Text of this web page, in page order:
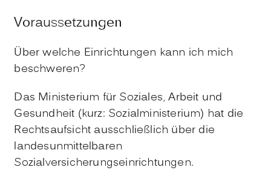
Voraussetzungen
Über welche Einrichtungen kann ich mich
beschweren?
Das Ministerium für Soziales, Arbeit und
Gesundheit (kurz: Sozialministerium) hat die
Rechtsaufsicht ausschließlich über die
landesunmittelbaren
Sozialversicherungseinrichtungen.